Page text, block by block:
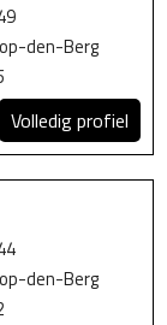
den-Berg
Volledig profiel
den-Berg